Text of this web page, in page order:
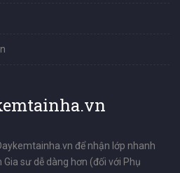
để nhận lớp nhanh
sư dễ dàng hơn (đối với Phụ